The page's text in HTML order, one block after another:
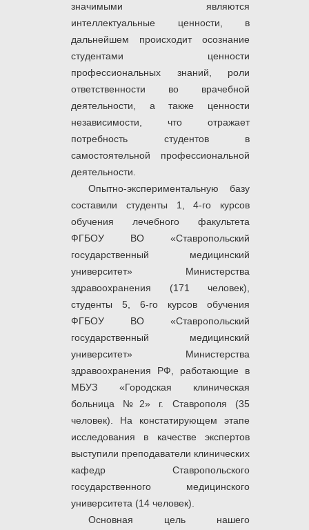
значимыми являются
интеллектуальные ценности, в
дальнейшем происходит осознание
студентами ценности
профессиональных знаний, роли
ответственности во врачебной
деятельности, а также ценности
независимости, что отражает
потребность студентов в
самостоятельной профессиональной
деятельности.
Опытно-экспериментальную базу
составили студенты 1, 4-го курсов
обучения лечебного факультета
ФГБОУ ВО «Ставропольский
государственный медицинский
университет» Министерства
здравоохранения (171 человек),
студенты 5, 6-го курсов обучения
ФГБОУ ВО «Ставропольский
государственный медицинский
университет» Министерства
здравоохранения РФ, работающие в
МБУЗ «Городская клиническая
больница №2» г. Ставрополя (35
человек). На констатирующем этапе
исследования в качестве экспертов
выступили преподаватели клинических
кафедр Ставропольского
государственного медицинского
университета (14 человек).
Основная цель нашего